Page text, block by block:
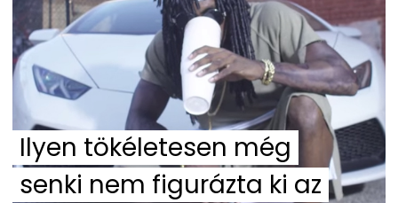
Ilyen tökéletesen még
senki nem figurázta ki az